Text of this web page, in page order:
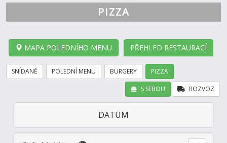
PIZZA
MAPA POLEDNÍHO MENU PŘEHLED RESTAURACÍ
SNÍDANĚ POLEDNÍ MENU BURGERY PIZZA
ROZVOZ
S SEBOU
DATUM